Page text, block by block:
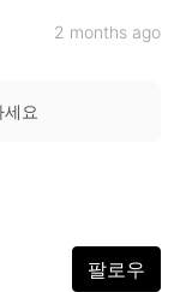
2 months ago
요
팔로우